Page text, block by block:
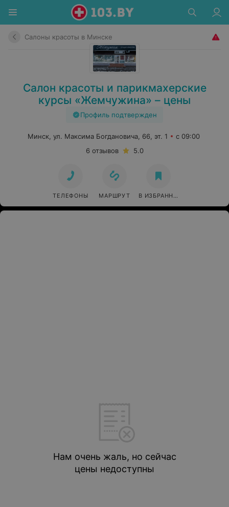
Салоны красоты в Минске
Салон красоты и парикмахерские
курсы «Жемчужина» – цены
Профиль подтвержден
Минск, ул. Максима Богдановича, 66, эт. 1
с 09:00
6 отзывов
5.0
ТЕЛЕФОНЫ МАРШРУТ В ИЗБРАННОЕ
Нам очень жаль, но сейчас
цены недоступны